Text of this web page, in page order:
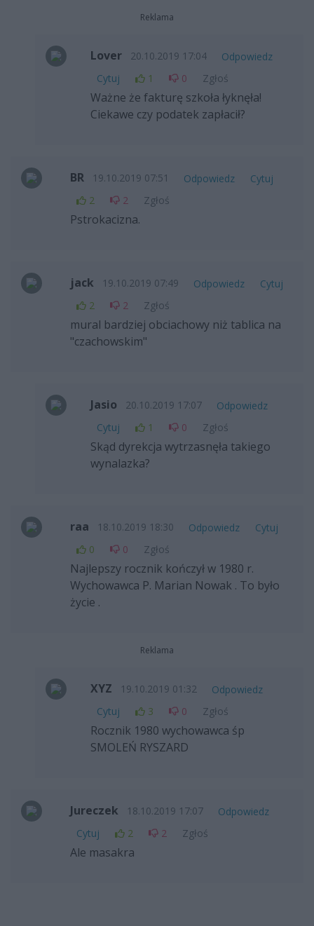
Reklama
Lover 20.10.2019 17:04
Odpowiedz
Cytuj
1 0 Zgłoś
Ważne że fakturę szkoła łyknęła!
Ciekawe czy podatek zapłacił?
BR 19.10.2019 07:51 Odpowiedz
Cytuj
2
2 Zgłoś
Pstrokacizna.
jack 19.10.2019 07:49 Odpowiedz
Cytuj
2
2 Zgłoś
mural bardziej obciachowy niż tablica na
"czachowskim"
Jasio 20.10.2019 17:07
Odpowiedz
Cytuj
1 0 Zgłoś
Skąd dyrekcja wytrzasnęła takiego
wynalazka?
raa 18.10.2019 18:30 Odpowiedz
Cytuj
0
0 Zgłoś
Najlepszy rocznik kończył w 1980 r.
Wychowawca P. Marian Nowak . To było
życie .
Reklama
XYZ 19.10.2019 01:32
Odpowiedz
Cytuj
3 0 Zgłoś
Rocznik 1980 wychowawca śp
SMOLEŃ RYSZARD
Jureczek 18.10.2019 17:07
Odpowiedz
Cytuj
2 2 Zgłoś
Ale masakra